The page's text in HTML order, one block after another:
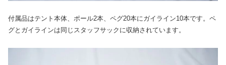
付属品はテント本体、ポール2本、ペグ20本にガイライン10本です。ペ
グとガイラインは同じスタッフサックに収納されています。